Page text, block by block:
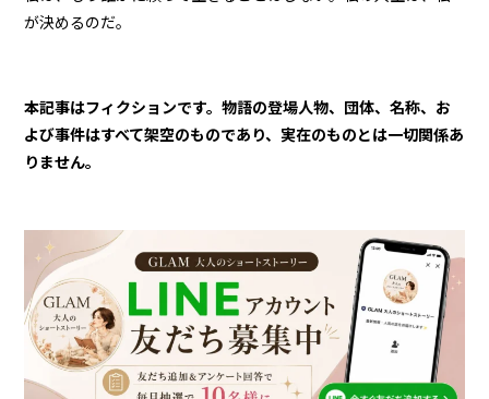
が決めるのだ。
本記事はフィクションです。物語の登場人物、団体、名称、お
よび事件はすべて架空のものであり、実在のものとは一切関係あ
りません。